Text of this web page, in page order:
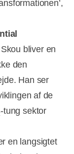
bliver en
den
Han ser
af de
-tung sektor
en langsigtet